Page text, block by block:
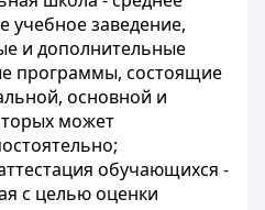
учебное заведение,
и дополнительные
программы, состоящие
основной и
может
обучающихся -
с целью оценки